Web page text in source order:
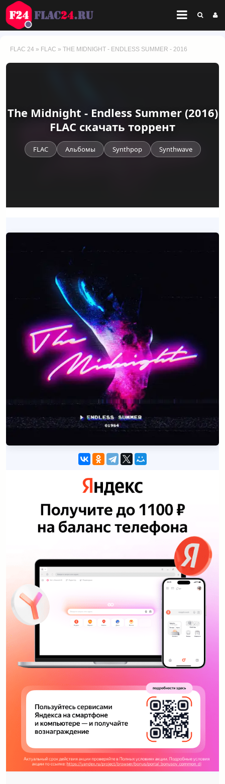
FLAC 24 » FLAC » THE MIDNIGHT - ENDLESS SUMMER - 2016
The Midnight - Endless Summer (2016)
FLAC скачать торрент
FLAC Альбомы Synthpop Synthwave